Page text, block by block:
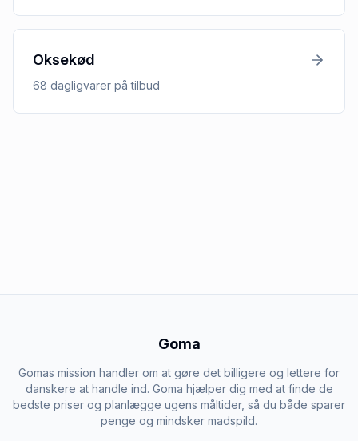
Oksekød
68 dagligvarer på tilbud
Goma
Gomas mission handler om at gøre det billigere og lettere for
danskere at handle ind. Goma hjælper dig med at finde de
bedste priser og planlægge ugens måltider, så du både sparer
penge og mindsker madspild.